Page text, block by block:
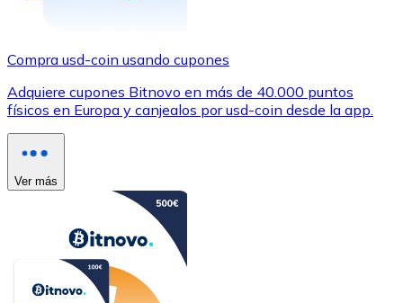
Compra usd-coin usando cupones
Adquiere cupones Bitnovo en más de 40.000 puntos
físicos en Europa y canjealos por usd-coin desde la app.
Ver más